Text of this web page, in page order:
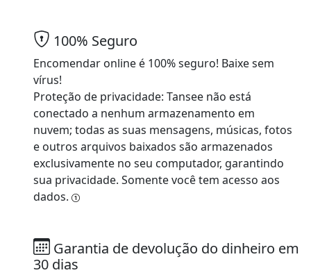
100% Seguro
Encomendar online é 100% seguro! Baixe sem
vírus!
Proteção de privacidade: Tansee não está
conectado a nenhum armazenamento em
nuvem; todas as suas mensagens, músicas, fotos
e outros arquivos baixados são armazenados
exclusivamente no seu computador, garantindo
sua privacidade. Somente você tem acesso aos
dados.
Garantia de devolução do dinheiro em
30 dias